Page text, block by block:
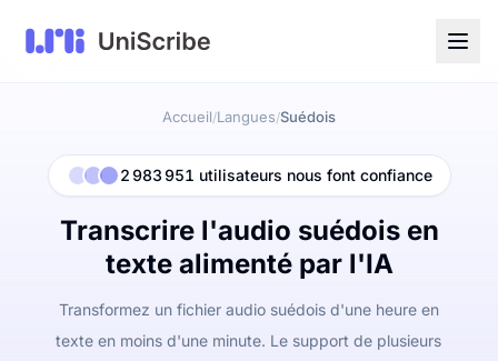
Accueil/Langues/Suédois
2 983 951 utilisateurs nous font confiance
Transcrire l'audio suédois en
texte alimenté par l'IA
Transformez un fichier audio suédois d'une heure en
texte en moins d'une minute. Le support de plusieurs